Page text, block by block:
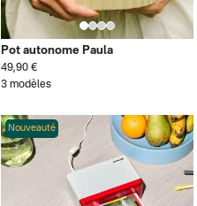
Pot autonome Paula
49,90 €
3 modèles
Nouveauté